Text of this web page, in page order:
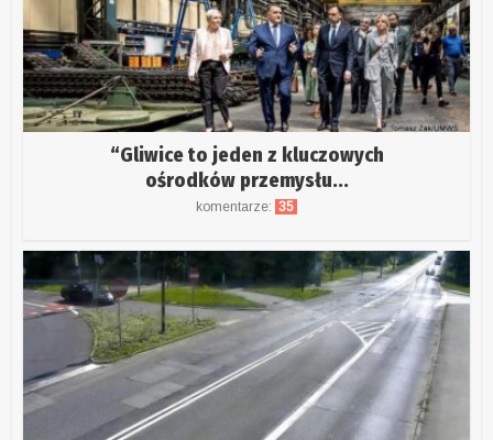
“Gliwice to jeden z kluczowych
ośrodków przemysłu...
komentarze: 35